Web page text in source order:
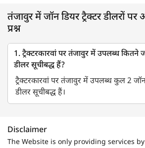
तंजावुर में जॉन डियर ट्रैक्टर डीलरों
प्रश्न
1. ट्रैक्टरकारवां पर तंजावुर में उपलब्ध कितने
डीलर सूचीबद्ध हैं?
ट्रैक्टरकारवां पर तंजावुर में उपलब्ध कुल 2 जॉन
डीलर सूचीबद्ध हैं।
Disclaimer
The Website is only providing services